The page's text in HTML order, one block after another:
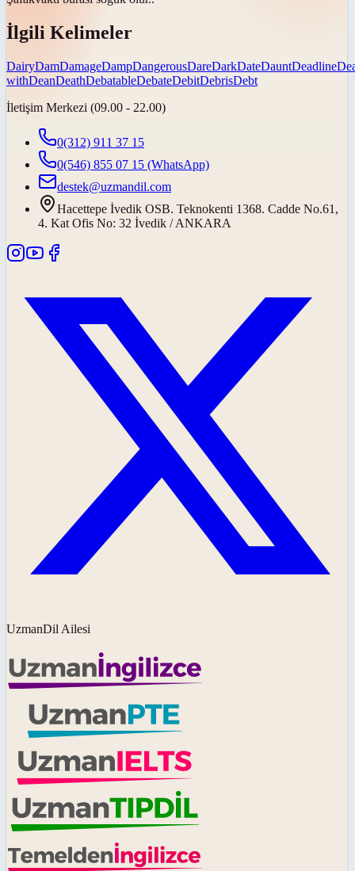
İlgili Kelimeler
DairyDamDamageDampDangerousDareDarkDateDauntDeadline
withDeanDeathDebatableDebateDebitDebrisDebt
İletişim Merkezi (09.00 - 22.00)
0(312) 911 37 15
0(546) 855 07 15 (WhatsApp)
destek@uzmandil.com
Hacettepe İvedik OSB. Teknokenti 1368. Cadde No.61,
4. Kat Ofis No: 32 İvedik / ANKARA
UzmanDil Ailesi